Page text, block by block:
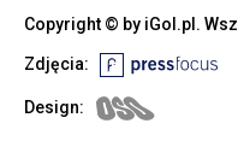
Copyright © by iGol.pl.
Zdjęcia:
Design: